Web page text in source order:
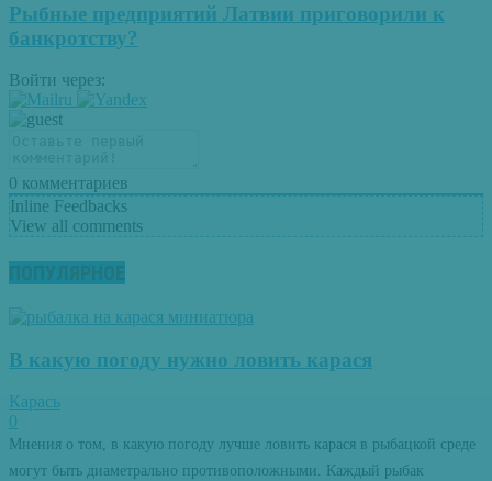
Рыбные предприятий Латвии приговорили к
банкротству?
Войти через:
0 комментариев
Inline Feedbacks
View all comments
ПОПУЛЯРНОЕ
В какую погоду нужно ловить карася
Карась
0
Мнения о том, в какую погоду лучше ловить карася в рыбацкой среде
могут быть диаметрально противоположными. Каждый рыбак